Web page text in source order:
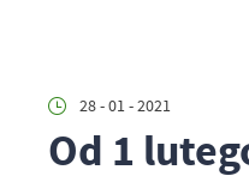
28 - 01 - 2021
Od 1